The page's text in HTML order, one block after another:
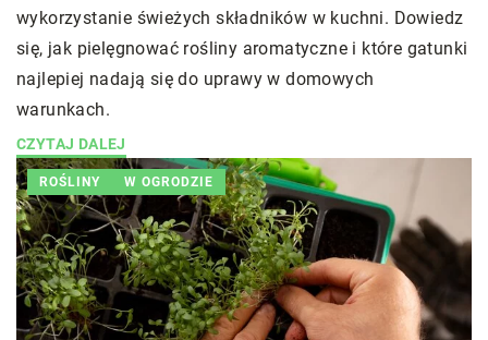
wykorzystanie świeżych składników w kuchni. Dowiedz
się, jak pielęgnować rośliny aromatyczne i które gatunki
najlepiej nadają się do uprawy w domowych
warunkach.
CZYTAJ DALEJ
ROŚLINY W OGRODZIE